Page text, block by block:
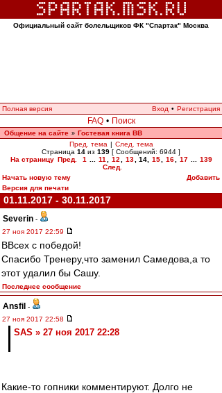
Официальный сайт болельщиков ФК "Спартак" Москва
Полная версия Вход • Регистрация
FAQ • Поиск
Общение на сайте » Гостевая книга ВВ
Пред. тема | След. тема
Страница 14 из 139 [ Сообщений: 6944 ]
На страницу Пред. 1 11 12 13 14, 15 16 17
139
След.
Начать новую тему
Добавить
Версия для печати
01.11.2017 - 30.11.2017
Severin -
27 ноя 2017 22:59
ВВсех с победой!
Спасибо Тренеру,что заменил Самедова,а то
этот удалил бы Сашу.
Последнее сообщение
Ansfil -
27 ноя 2017 22:58
SAS » 27 ноя 2017 22:28
Какие-то гопники комментируют. Долго не